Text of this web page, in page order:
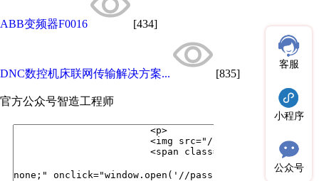
ABB变频器F0016 [434]
DNC数控机床联网传输解决方案... [835]
官方公众号智造工程师
客服
小程序
公众号